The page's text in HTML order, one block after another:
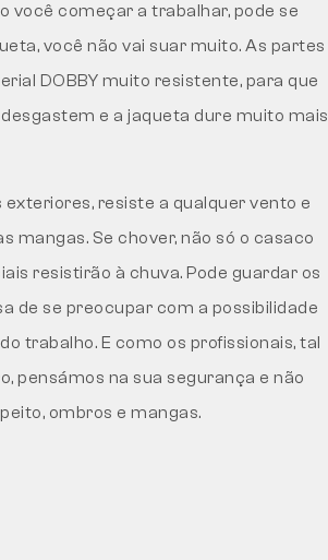
você começar a trabalhar, pode se
você não vai suar muito. As partes
DOBBY muito resistente, para que
e a jaqueta dure muito mais
resiste a qualquer vento e
mangas. Se chover, não só o casaco
resistirão à chuva. Pode guardar os
de se preocupar com a possibilidade
trabalho. E como os profissionais, tal
pensámos na sua segurança e não
ombros e mangas.